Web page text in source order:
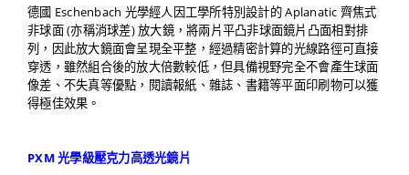
德國 Eschenbach 光學經人因工學所特別設計的 Aplanatic 齊焦式
非球面 (亦稱消球差) 放大鏡，將兩片平凸非球面鏡片凸面相對排
列，因此放大鏡面會呈現全平整，經過精密計算的光線路徑可直接
穿透，雖然組合後的放大倍數較低，但具備視野完全不會產生球面
像差、不失真等優點，閱讀報紙、雜誌、書籍等平面印刷物可以獲
得極佳效果。
PXM 光學級壓克力高透光鏡片